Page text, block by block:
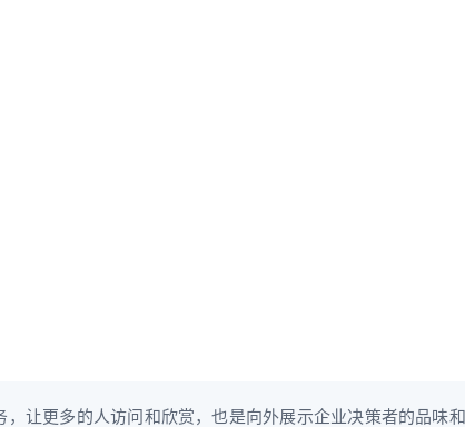
让更多的人访问和欣赏，也是向外展示企业决策者的品味和